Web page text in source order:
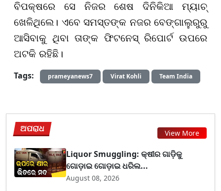
ବିପକ୍ଷରେ ସେ ନିଜର ଶେଷ ଦିନିକିଆ ମ୍ୟାଚ୍
ଖେଳିଥିଲେ। ଏବେ ସମସ୍ତଙ୍କ ନଜର ବେଙ୍ଗାଲୁରୁରୁ
ଆସିବାକୁ ଥିବା ତାଙ୍କ ଫିଟନେସ୍ ରିପୋର୍ଟ ଉପରେ
ଅଟକି ରହିଛି।
Tags:
prameyanews7 Virat Kohli Team India
ଅପରାଧ View More
Liquor Smuggling: କ୍ଷୀର ଗାଡ଼ିକୁ
ଗୋଡ଼ାଇ ଗୋଡ଼ାଇ ଧରିଲ...
August 08, 2026